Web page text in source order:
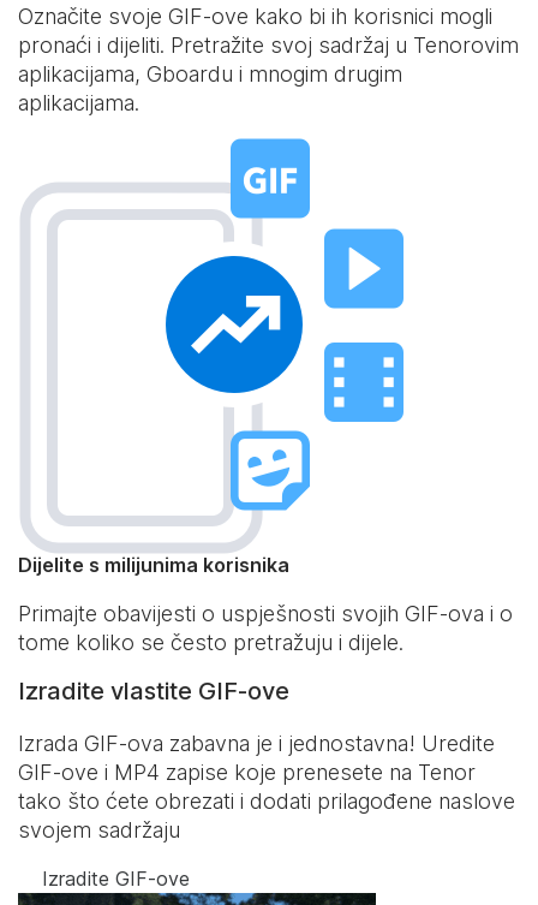
Označite svoje GIF-ove kako bi ih korisnici mogli
pronaći i dijeliti. Pretražite svoj sadržaj u Tenorovim
aplikacijama, Gboardu i mnogim drugim
aplikacijama.
Dijelite s milijunima korisnika
Primajte obavijesti o uspješnosti svojih GIF-ova i o
tome koliko se često pretražuju i dijele.
Izradite vlastite GIF-ove
Izrada GIF-ova zabavna je i jednostavna! Uredite
GIF-ove i MP4 zapise koje prenesete na Tenor
tako što ćete obrezati i dodati prilagođene naslove
svojem sadržaju
Izradite GIF-ove